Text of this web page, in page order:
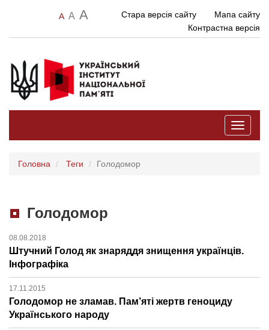
A A A Стара версія сайту
Мапа сайту
Контрастна версія
Toggle
Головна Теги Голодомор
Голодомор
08.08.2018
Штучний Голод як знаряддя знищення українців.
Інфографіка
17.11.2015
Голодомор не зламав. Пам’яті жертв геноциду
Українського народу